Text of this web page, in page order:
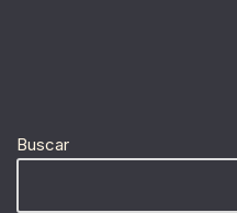
Buscar